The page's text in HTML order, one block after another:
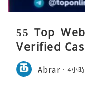
55 Top
Verified
Abrar 4小